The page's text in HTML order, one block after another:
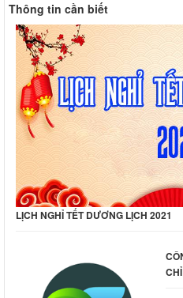
Thông tin cần biết
LỊCH NGHỈ TẾT DƯƠNG LỊCH 2021